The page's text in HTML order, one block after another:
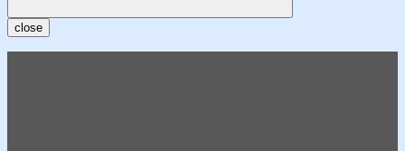
close